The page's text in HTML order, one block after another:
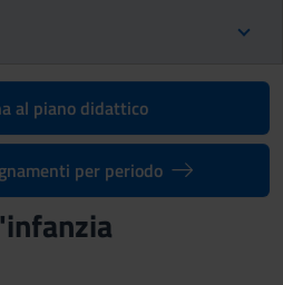
al piano didattico
per periodo